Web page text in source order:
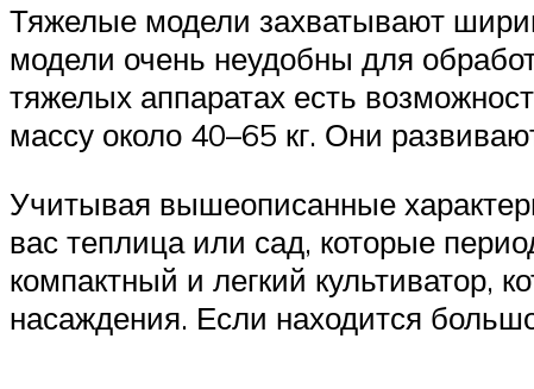
Тяжелые модели захватывают
модели очень неудобны для
тяжелых аппаратах есть
массу около 40–65 кг. Они
Учитывая вышеописанные
вас теплица или сад, которые
компактный и легкий культиватор,
насаждения. Если находится